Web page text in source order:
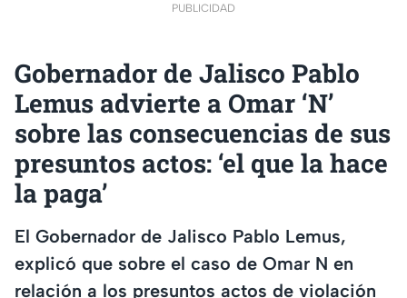
PUBLICIDAD
Gobernador de Jalisco Pablo
Lemus advierte a Omar ‘N’
sobre las consecuencias de sus
presuntos actos: ‘el que la hace
la paga’
El Gobernador de Jalisco Pablo Lemus,
explicó que sobre el caso de Omar N en
relación a los presuntos actos de violación